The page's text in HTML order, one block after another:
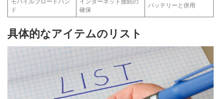
ド
確保
バッテリーと併用
具体的なアイテムのリスト